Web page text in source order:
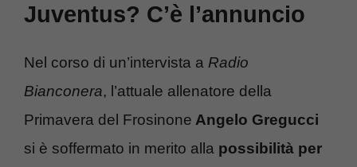
Juventus? C’è l’annuncio
Nel corso di un’intervista a Radio
Bianconera, l’attuale allenatore della
Primavera del Frosinone Angelo Gregucci
si è soffermato in merito alla possibilità per